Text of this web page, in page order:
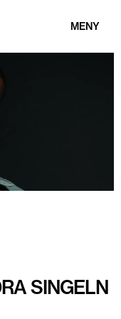
MENY
SINGELN